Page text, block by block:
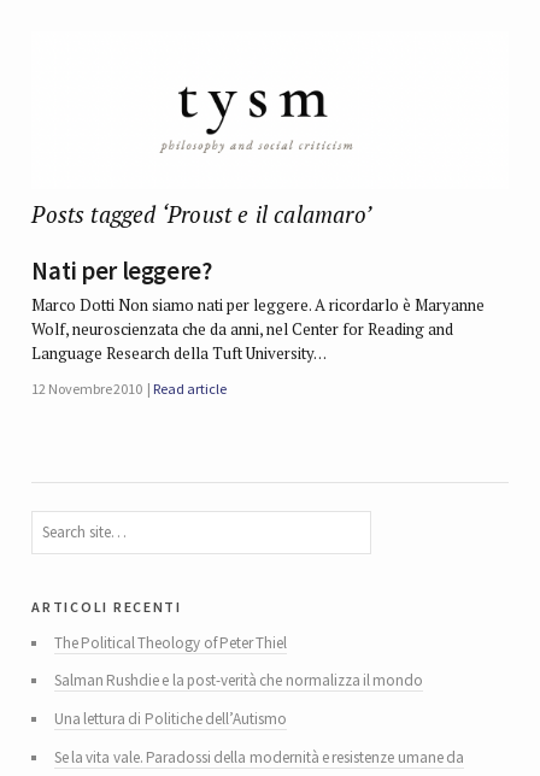
Posts tagged ‘Proust e il calamaro’
Nati per leggere?
Marco Dotti Non siamo nati per leggere. A ricordarlo è Maryanne
Wolf, neuroscienzata che da anni, nel Center for Reading and
Language Research della Tuft University…
12 Novembre 2010 Read article
articoli recenti
The Political Theology of Peter Thiel
Salman Rushdie e la post-verità che normalizza il mondo
Una lettura di Politiche dell’Autismo
Se la vita vale. Paradossi della modernità e resistenze umane da